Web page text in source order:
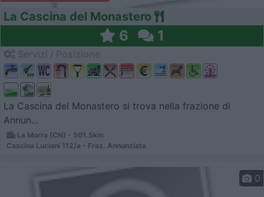
La Cascina del Monastero
6 1
La Cascina del Monastero si trova nella frazione di
Annun...
La Morra (CN) - 501.5km
Cascina Luciani 112/a - Fraz. Annunziata
0